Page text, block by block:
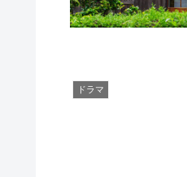
ドラマ